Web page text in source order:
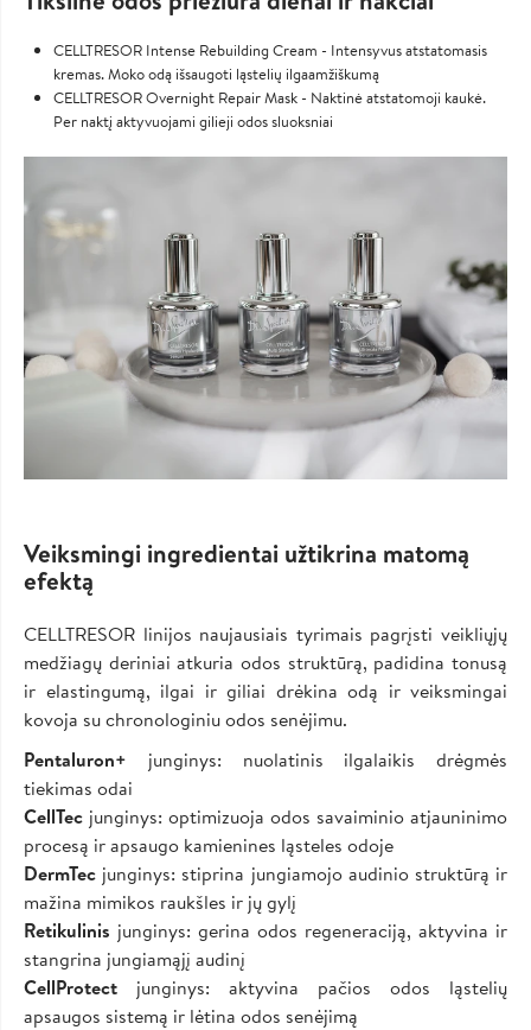
CELLTRESOR Intense Rebuilding Cream - Intensyvus atstatomasis
kremas. Moko odą išsaugoti ląstelių ilgaamžiškumą
CELLTRESOR Overnight Repair Mask - Naktinė atstatomoji kaukė.
Per naktį aktyvuojami gilieji odos sluoksniai
Veiksmingi ingredientai užtikrina matomą
efektą
CELLTRESOR linijos naujausiais tyrimais pagrįsti veikliųjų
medžiagų deriniai atkuria odos struktūrą, padidina tonusą
ir elastingumą, ilgai ir giliai drėkina odą ir veiksmingai
kovoja su chronologiniu odos senėjimu.
Pentaluron+ junginys: nuolatinis ilgalaikis drėgmės
tiekimas odai
CellTec junginys: optimizuoja odos savaiminio atjauninimo
procesą ir apsaugo kamienines ląsteles odoje
DermTec junginys: stiprina jungiamojo audinio struktūrą ir
mažina mimikos raukšles ir jų gylį
Retikulinis junginys: gerina odos regeneraciją, aktyvina ir
stangrina jungiamąjį audinį
CellProtect junginys: aktyvina pačios odos ląstelių
apsaugos sistemą ir lėtina odos senėjimą